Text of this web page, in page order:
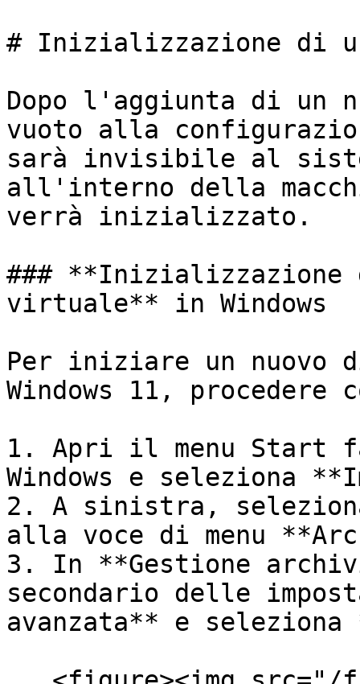
# Inizializzazione di
Dopo l'aggiunta di un
vuoto alla
sarà invisibile al
all'interno della
verrà inizializzato.
### **Inizializzazione
virtuale** in Windows
Per iniziare un
Windows 11, procedere
1. Apri il menu Start
Windows e seleziona
2. A sinistra,
alla voce di menu
3. In **Gestione
secondario delle
avanzata** e